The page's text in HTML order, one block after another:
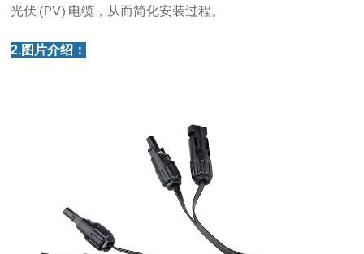
光伏 (PV) 电缆，从而简化安装过程。
2.图片介绍：